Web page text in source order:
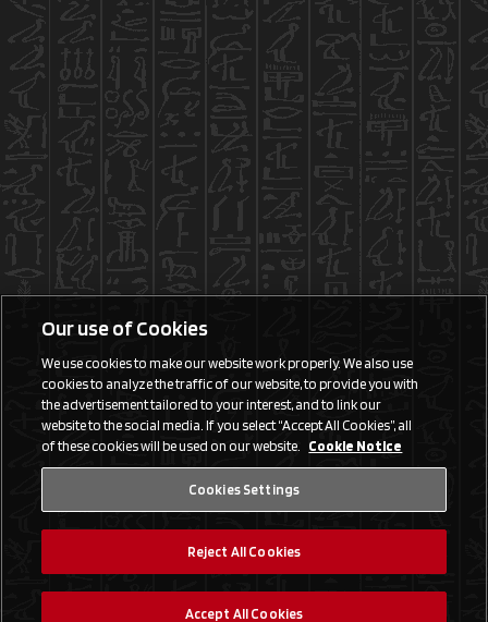
Our use of Cookies
We use cookies to make our website work properly. We also use
cookies to analyze the traffic of our website, to provide you with
the advertisement tailored to your interest, and to link our
website to the social media. If you select “Accept All Cookies”, all
of these cookies will be used on our website. Cookie Notice
Cookies Settings
Reject All Cookies
Accept All Cookies